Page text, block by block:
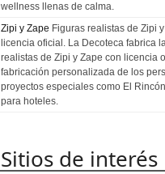
wellness llenas de calma.
Zipi y Zape Figuras realistas de Zipi
licencia oficial. La Decoteca fabrica
realistas de Zipi y Zape con licencia
fabricación personalizada de los
proyectos especiales como El
para hoteles.
Sitios de interés